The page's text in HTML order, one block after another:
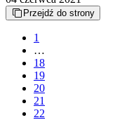
Przejdź do strony
1
…
18
19
20
21
22